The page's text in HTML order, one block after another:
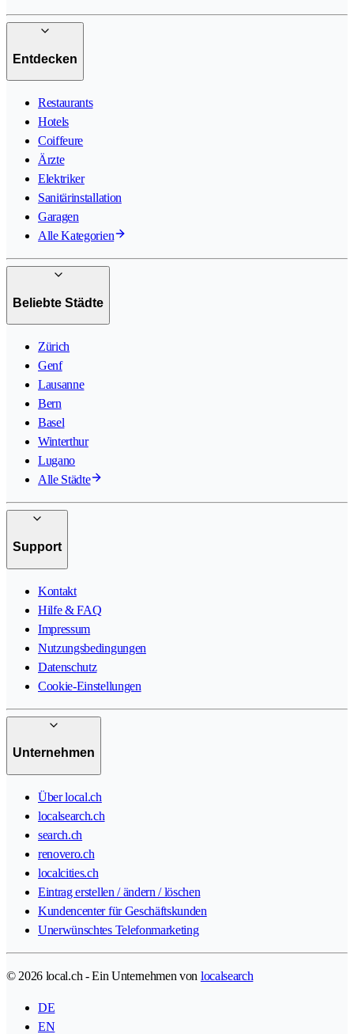
Entdecken
Restaurants
Hotels
Coiffeure
Ärzte
Elektriker
Sanitärinstallation
Garagen
Alle Kategorien
Beliebte Städte
Zürich
Genf
Lausanne
Bern
Basel
Winterthur
Lugano
Alle Städte
Support
Kontakt
Hilfe & FAQ
Impressum
Nutzungsbedingungen
Datenschutz
Cookie-Einstellungen
Unternehmen
Über local.ch
localsearch.ch
search.ch
renovero.ch
localcities.ch
Eintrag erstellen / ändern / löschen
Kundencenter für Geschäftskunden
Unerwünschtes Telefonmarketing
© 2026 local.ch - Ein Unternehmen von localsearch
DE
EN